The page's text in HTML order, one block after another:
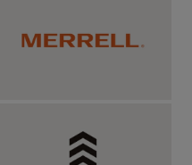
やすさを兼ね備えた